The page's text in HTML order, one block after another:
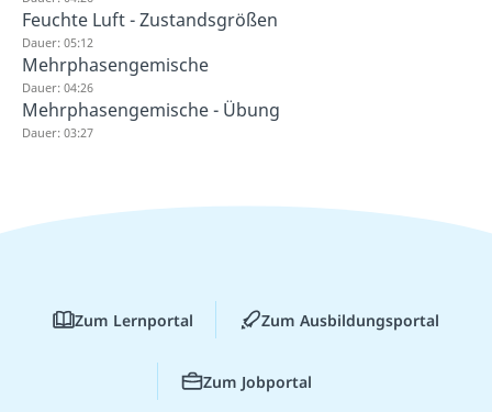
Feuchte Luft - Zustandsgrößen
Dauer: 05:12
Mehrphasengemische
Dauer: 04:26
Mehrphasengemische - Übung
Dauer: 03:27
Zum Lernportal Zum Ausbildungsportal
Zum Jobportal